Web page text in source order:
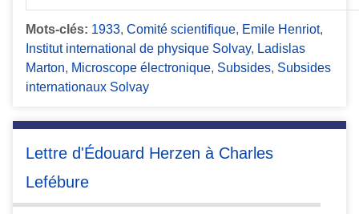
Mots-clés: 1933, Comité scientifique, Emile Henriot,
Institut international de physique Solvay, Ladislas
Marton, Microscope électronique, Subsides, Subsides
internationaux Solvay
Lettre d'Édouard Herzen à Charles
Lefébure